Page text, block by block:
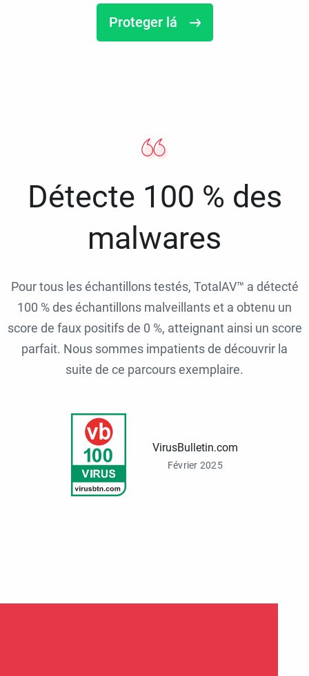
Proteger lá
Détecte 100 % des
malwares
Pour tous les échantillons testés, TotalAV™ a détecté
100 % des échantillons malveillants et a obtenu un
score de faux positifs de 0 %, atteignant ainsi un score
parfait. Nous sommes impatients de découvrir la
suite de ce parcours exemplaire.
VirusBulletin.com
Février 2025